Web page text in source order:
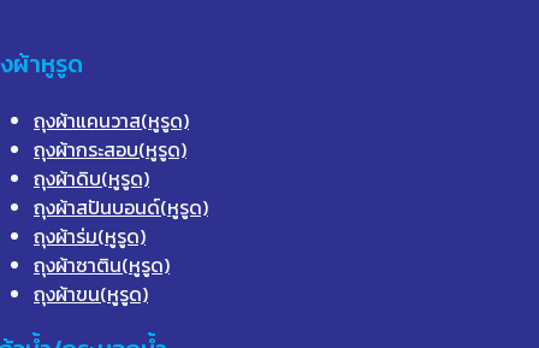
ผ้าหูรูด
ถุงผ้าแคนวาส(หูรูด)
ถุงผ้ากระสอบ(หูรูด)
ถุงผ้าดิบ(หูรูด)
ถุงผ้าสปันบอนด์(หูรูด)
ถุงผ้าร่ม(หูรูด)
ถุงผ้าซาติน(หูรูด)
ถุงผ้าขน(หูรูด)